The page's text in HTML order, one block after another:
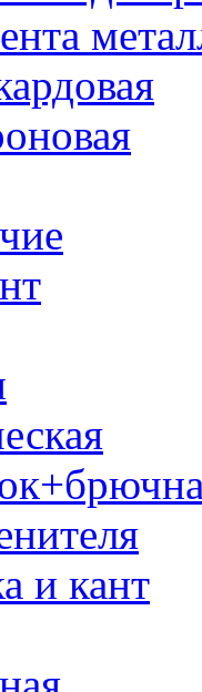
и кант